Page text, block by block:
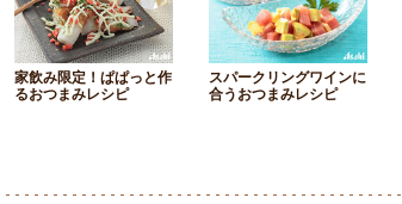
家飲み限定！ぱぱっと作
るおつまみレシピ
スパークリングワインに
合うおつまみレシピ